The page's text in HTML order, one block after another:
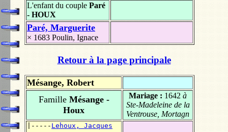
L'enfant du couple Paré
- HOUX
Paré, Marguerite
× 1683 Poulin, Ignace
Retour à la page principale
Mésange, Robert
FamilleMésange -
Houx
Mariage : 1642 à
Ste-Madeleine de la
Ventrouse, Mortagn
|----- Lehoux, Jacques